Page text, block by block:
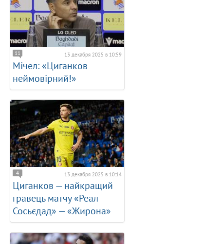
11 13 декабря 2025 в 10:59
Мічел: «Циганков
неймовірний!»
4 13 декабря 2025 в 10:14
Циганков — найкращий
гравець матчу «Реал
Сосьєдад» — «Жирона»